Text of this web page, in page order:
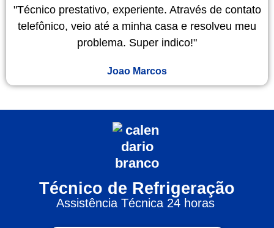
"Técnico prestativo, experiente. Através de contato
telefônico, veio até a minha casa e resolveu meu
problema. Super indico!"
Joao Marcos
Técnico de Refrigeração
Assistência Técnica 24 horas